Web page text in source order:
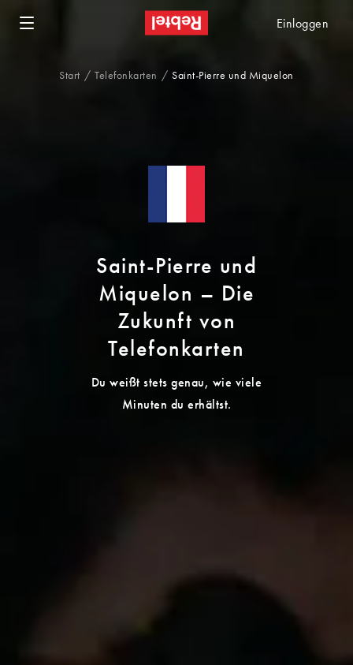
Start Telefonkarten Saint-Pierre und Miquelon
Einloggen
Saint-Pierre und
Miquelon – Die
Zukunft von
Telefonkarten
Du weißt stets genau, wie viele
Minuten du erhältst.